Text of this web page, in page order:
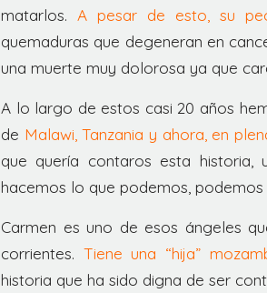
matarlos. A pesar de esto, su
quemaduras que degeneran en
una muerte muy dolorosa ya que
A lo largo de estos casi 20 años
de Malawi, Tanzania y ahora, en
que quería contaros esta historia,
hacemos lo que podemos,
Carmen es uno de esos ángeles
corrientes. Tiene una “hija”
historia que ha sido digna de ser